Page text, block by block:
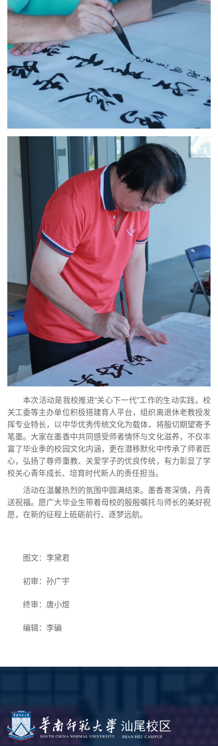
本次活动是我校推进“关心下一代”工作的生动实践。校
关工委等主办单位积极搭建育人平台，组织离退休老教授发
挥专业特长，以中华优秀传统文化为载体，将殷切期望寄予
笔墨。大家在墨香中共同感受师者情怀与文化滋养，不仅丰
富了毕业季的校园文化内涵，更在潜移默化中传承了师者匠
心，弘扬了尊师重教、关爱学子的优良传统，有力彰显了学
校关心青年成长、培育时代新人的责任担当。
活动在温馨热烈的氛围中圆满结束。墨香寄深情，丹青
送祝福。愿广大毕业生带着母校的殷殷嘱托与师长的美好祝
愿，在新的征程上砥砺前行、逐梦远航。
图文：李黛君
初审：孙广宇
终审：唐小煜
编辑：李碥